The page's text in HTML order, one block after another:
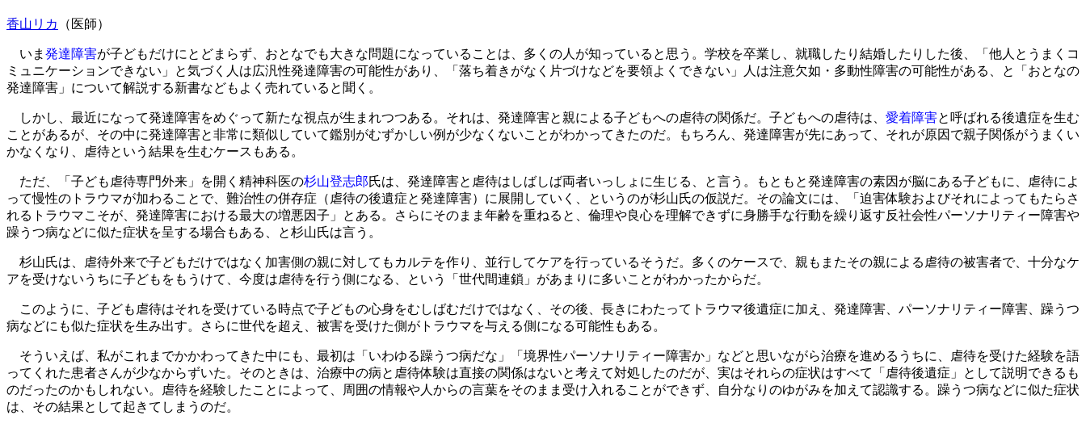
香山リカ （医師）
いま 発達障害が子どもだけにとどまらず、おとなでも大きな問題になっていることは、多くの人が知っていると思う。学校を卒業し、就職したり結婚したりした後、「他人とうまくコ
ミュニケーションできない」と気づく人は広汎性発達障害の可能性があり、「落ち着きがなく片づけなどを要領よくできない」人は注意欠如・多動性障害の可能性がある、と「おとなの
発達障害」について解説する新書などもよく売れていると聞く。
しかし、最近になって発達障害をめぐって新たな視点が生まれつつある。それは、発達障害と親による子どもへの虐待の関係だ。子どもへの虐待は、 愛着障害と呼ばれる後遺症を生む
ことがあるが、その中に発達障害と非常に類似していて鑑別がむずかしい例が少なくないことがわかってきたのだ。もちろん、発達障害が先にあって、それが原因で親子関係がうまくい
かなくなり、虐待という結果を生むケースもある。
ただ、「子ども虐待専門外来」を開く精神科医の杉山登志郎氏は、発達障害と虐待はしばしば両者いっしょに生じる、と言う。もともと発達障害の素因が脳にある子どもに、虐待によ
って慢性のトラウマが加わることで、難治性の併存症（虐待の後遺症と発達障害）に展開していく、というのが杉山氏の仮説だ。その論文には、「迫害体験およびそれによってもたらさ
れるトラウマこそが、発達障害における最大の増悪因子」とある。さらにそのまま年齢を重ねると、倫理や良心を理解できずに身勝手な行動を繰り返す反社会性パーソナリティー障害や
躁うつ病などに似た症状を呈する場合もある、と杉山氏は言う。
杉山氏は、虐待外来で子どもだけではなく加害側の親に対してもカルテを作り、並行してケアを行っているそうだ。多くのケースで、親もまたその親による虐待の被害者で、十分なケ
アを受けないうちに子どもをもうけて、今度は虐待を行う側になる、という「世代間連鎖」があまりに多いことがわかったからだ。
このように、子ども虐待はそれを受けている時点で子どもの心身をむしばむだけではなく、その後、長きにわたってトラウマ後遺症に加え、発達障害、パーソナリティー障害、躁うつ
病などにも似た症状を生み出す。さらに世代を超え、被害を受けた側がトラウマを与える側になる可能性もある。
そういえば、私がこれまでかかわってきた中にも、最初は「いわゆる躁うつ病だな」「境界性パーソナリティー障害か」などと思いながら治療を進めるうちに、虐待を受けた経験を語
ってくれた患者さんが少なからずいた。そのときは、治療中の病と虐待体験は直接の関係はないと考えて対処したのだが、実はそれらの症状はすべて「虐待後遺症」として説明できるも
のだったのかもしれない。虐待を経験したことによって、周囲の情報や人からの言葉をそのまま受け入れることができず、自分なりのゆがみを加えて認識する。躁うつ病などに似た症状
は、その結果として起きてしまうのだ。